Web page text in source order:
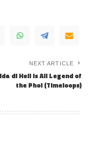
NEXT ARTICLE
di Hell is All Legend of
the Phol (Timeloops)